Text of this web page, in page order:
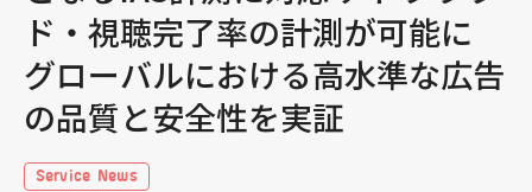
ド・視聴完了率の計測が可能に
グローバルにおける高水準な広告
の品質と安全性を実証
Service News